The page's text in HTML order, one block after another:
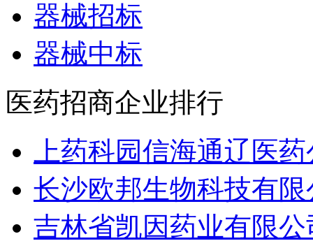
器械招标
器械中标
医药招商企业排行
上药科园信海通辽医
长沙欧邦生物科技有限
吉林省凯因药业有限公